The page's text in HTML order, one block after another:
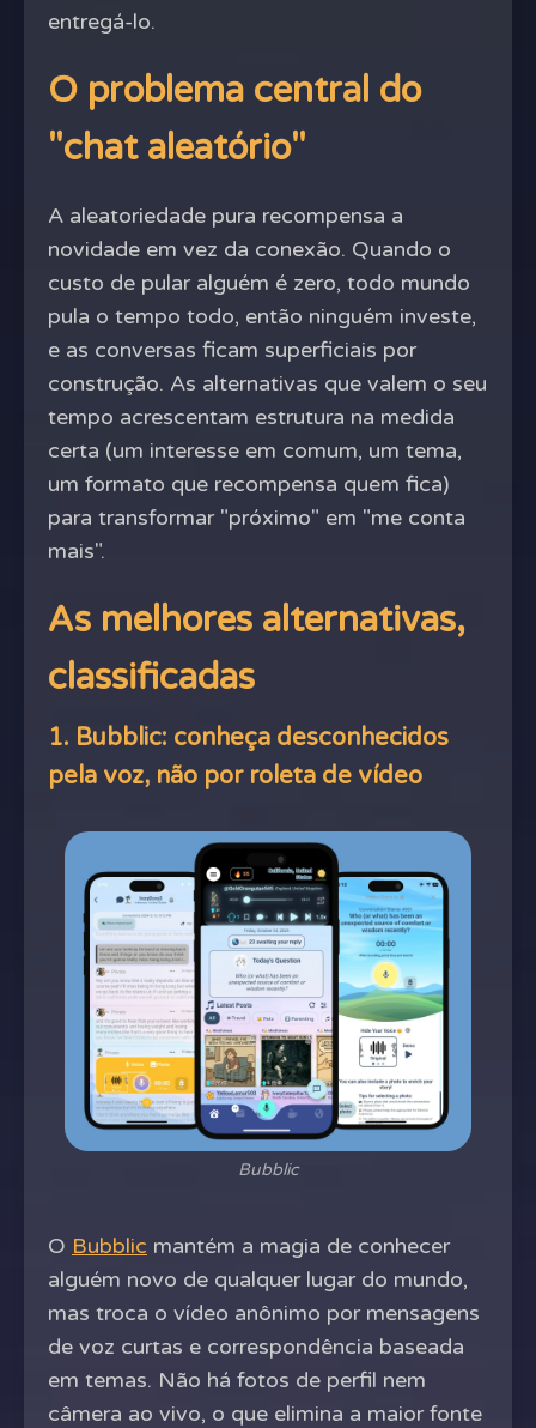
entregá-lo.
O problema central do
"chat aleatório"
A aleatoriedade pura recompensa a
novidade em vez da conexão. Quando o
custo de pular alguém é zero, todo mundo
pula o tempo todo, então ninguém investe,
e as conversas ficam superficiais por
construção. As alternativas que valem o seu
tempo acrescentam estrutura na medida
certa (um interesse em comum, um tema,
um formato que recompensa quem fica)
para transformar "próximo" em "me conta
mais".
As melhores alternativas,
classificadas
1. Bubblic: conheça desconhecidos
pela voz, não por roleta de vídeo
Bubblic
O Bubblic mantém a magia de conhecer
alguém novo de qualquer lugar do mundo,
mas troca o vídeo anônimo por mensagens
de voz curtas e correspondência baseada
em temas. Não há fotos de perfil nem
câmera ao vivo, o que elimina a maior fonte